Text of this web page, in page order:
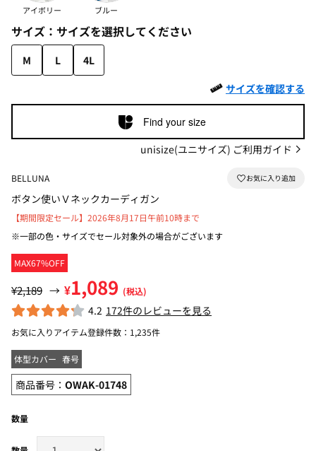
アイボリー ブルー
サイズ： サイズを選択してください
M L
4L
サイズを確認する
Find your size
unisize(ユニサイズ) ご利用ガイド
BELLUNA
ボタン使いＶネックカーディガン
MAX67%OFF
【期間限定セール】2026年8月17日午前10時まで
※一部の色・サイズでセール対象外の場合がございます
¥2,189 → ¥1,089 (税込)
4.2 172件のレビューを見る
お気に入りアイテム登録件数： 1,235件
体型カバー 春号
商品番号： OWAK-01748
数量